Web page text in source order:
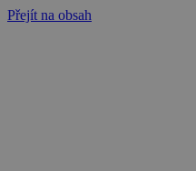
Přejít na obsah